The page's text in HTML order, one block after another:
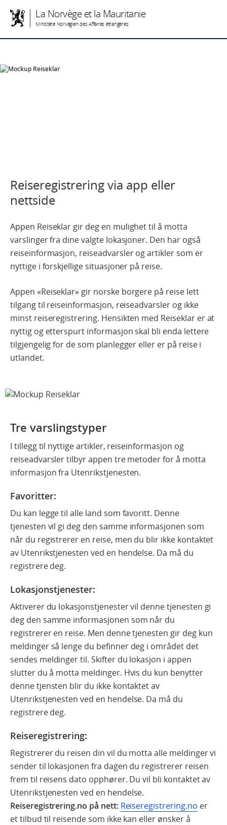
La Norvège et la Mauritanie
Ministère Norvégien des Affaires étrangères
Reiseregistrering via app eller
nettside
Appen Reiseklar gir deg en mulighet til å motta
varslinger fra dine valgte lokasjoner. Den har også
reiseinformasjon, reiseadvarsler og artikler som er
nyttige i forskjellige situasjoner på reise.
Appen «Reiseklar» gir norske borgere på reise lett
tilgang til reiseinformasjon, reiseadvarsler og ikke
minst reiseregistrering. Hensikten med Reiseklar er at
nyttig og etterspurt informasjon skal bli enda lettere
tilgjengelig for de som planlegger eller er på reise i
utlandet.
Tre varslingstyper
I tillegg til nyttige artikler, reiseinformasjon og
reiseadvarsler tilbyr appen tre metoder for å motta
informasjon fra Utenrikstjenesten.
Favoritter:
Du kan legge til alle land som favoritt. Denne
tjenesten vil gi deg den samme informasjonen som
når du registrerer en reise, men du blir ikke kontaktet
av Utenrikstjenesten ved en hendelse. Da må du
registrere deg.
Lokasjonstjenester:
Aktiverer du lokasjonstjenester vil denne tjenesten gi
deg den samme informasjonen som når du
registrerer en reise. Men denne tjenesten gir deg kun
meldinger så lenge du befinner deg i området det
sendes meldinger til. Skifter du lokasjon i appen
slutter du å motta meldinger. Hvis du kun benytter
denne tjensten blir du ikke kontaktet av
Utenrikstjenesten ved en hendelse. Da må du
registrere deg.
Reiseregistrering:
Registrerer du reisen din vil du motta alle meldinger vi
sender til lokasjonen fra dagen du registrerer reisen
frem til reisens dato opphører. Du vil bli kontaktet av
Utenrikstjenesten ved en hendelse.
Reiseregistrering.no på nett: Reiseregistrering.no er
et tilbud til reisende som ikke kan eller ønsker å